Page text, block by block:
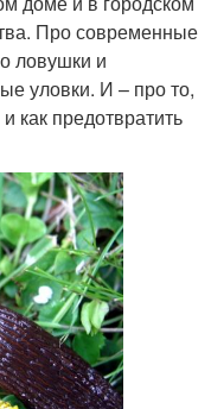
Про современные
ловушки и
уловки. И – про то,
как предотвратить